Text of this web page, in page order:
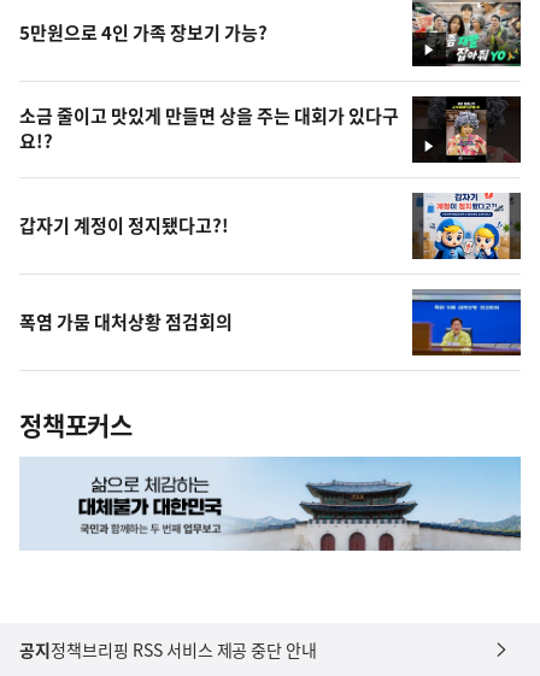
영
상
5만원으로 4인 가족 장보기 가능?
영
상
소금 줄이고 맛있게 만들면 상을 주는 대회가 있다구
요!?
갑자기 계정이 정지됐다고?!
폭염 가뭄 대처상황 점검회의
정책포커스
공지정책브리핑 RSS 서비스 제공 중단 안내